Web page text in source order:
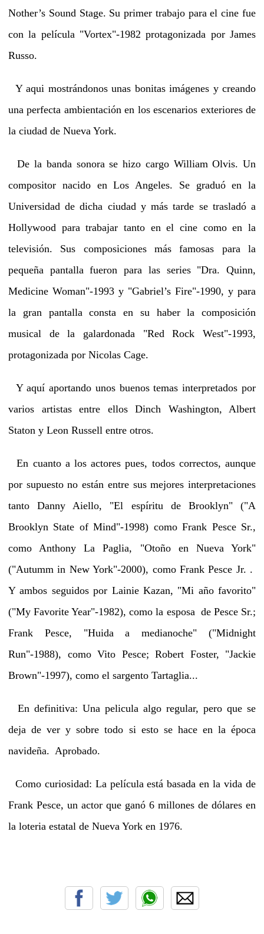
Nother’s Sound Stage. Su primer trabajo para el cine fue
con la película "Vortex"-1982 protagonizada por James
Russo.
Y aqui mostrándonos unas bonitas imágenes y creando
una perfecta ambientación en los escenarios exteriores de
la ciudad de Nueva York.
De la banda sonora se hizo cargo William Olvis. Un
compositor nacido en Los Angeles. Se graduó en la
Universidad de dicha ciudad y más tarde se trasladó a
Hollywood para trabajar tanto en el cine como en la
televisión. Sus composiciones más famosas para la
pequeña pantalla fueron para las series "Dra. Quinn,
Medicine Woman"-1993 y "Gabriel’s Fire"-1990, y para
la gran pantalla consta en su haber la composición
musical de la galardonada "Red Rock West"-1993,
protagonizada por Nicolas Cage.
Y aquí aportando unos buenos temas interpretados por
varios artistas entre ellos Dinch Washington, Albert
Staton y Leon Russell entre otros.
En cuanto a los actores pues, todos correctos, aunque
por supuesto no están entre sus mejores interpretaciones
tanto Danny Aiello, "El espíritu de Brooklyn" ("A
Brooklyn State of Mind"-1998) como Frank Pesce Sr.,
como Anthony La Paglia, "Otoño en Nueva York"
("Autumm in New York"-2000), como Frank Pesce Jr. .
Y ambos seguidos por Lainie Kazan, "Mi año favorito"
("My Favorite Year"-1982), como la esposa de Pesce Sr.;
Frank Pesce, "Huida a medianoche" ("Midnight
Run"-1988), como Vito Pesce; Robert Foster, "Jackie
Brown"-1997), como el sargento Tartaglia...
En definitiva: Una pelicula algo regular, pero que se
deja de ver y sobre todo si esto se hace en la época
navideña. Aprobado.
Como curiosidad: La película está basada en la vida de
Frank Pesce, un actor que ganó 6 millones de dólares en
la loteria estatal de Nueva York en 1976.